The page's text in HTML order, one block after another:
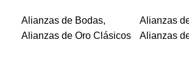
Alianzas de Bodas,
Alianzas de Oro Clásicos
Alianzas
Alianzas